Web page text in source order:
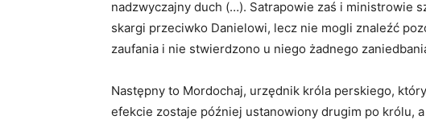
nadzwyczajny duch (…). Satrapowie zaś i ministrowie
skargi przeciwko Danielowi, lecz nie mogli znaleźć
zaufania i nie stwierdzono u niego żadnego
Następny to Mordochaj, urzędnik króla perskiego,
efekcie zostaje później ustanowiony drugim po królu,